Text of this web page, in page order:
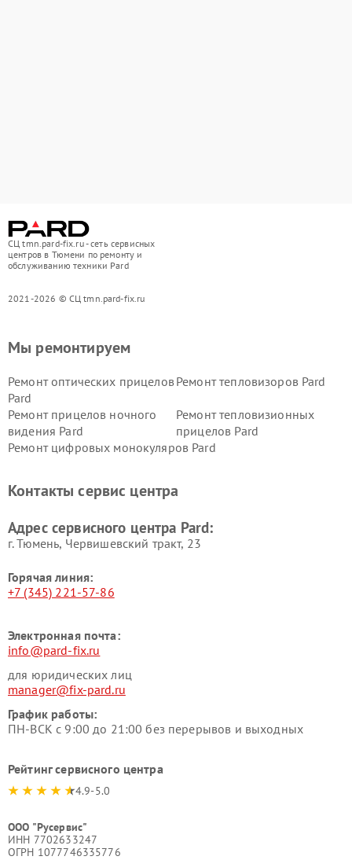
СЦ tmn.pard-fix.ru - сеть сервисных
центров в Тюмени по ремонту и
обслуживанию техники Pard
2021-2026 © СЦ tmn.pard-fix.ru
Мы ремонтируем
Ремонт оптических прицелов
Pard
Ремонт тепловизоров Pard
Ремонт прицелов ночного
видения Pard
Ремонт тепловизионных
прицелов Pard
Ремонт цифровых монокуляров Pard
Контакты сервис центра
Адрес сервисного центра Pard:
г. Тюмень, ​Червишевский тракт, 23
Горячая линия:
+7 (345) 221-57-86
Электронная почта:
info@pard-fix.ru
для юридических лиц
manager@fix-pard.ru
График работы:
ПН-ВСК с 9:00 до 21:00 без перерывов и выходных
Рейтинг сервисного центра
4.9-5.0
ООО "Русервис"
ИНН 7702633247
ОГРН 1077746335776